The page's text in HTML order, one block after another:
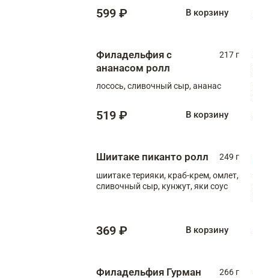
599 ₽ В корзину
Филадельфия с
ананасом ролл
217 г
лосось, сливочный сыр, ананас
519 ₽ В корзину
Шиитаке пиканто ролл
249 г
шиитаке терияки, краб-крем, омлет,
сливочный сыр, кунжут, яки соус
369 ₽ В корзину
Филадельфия Гурман
266 г